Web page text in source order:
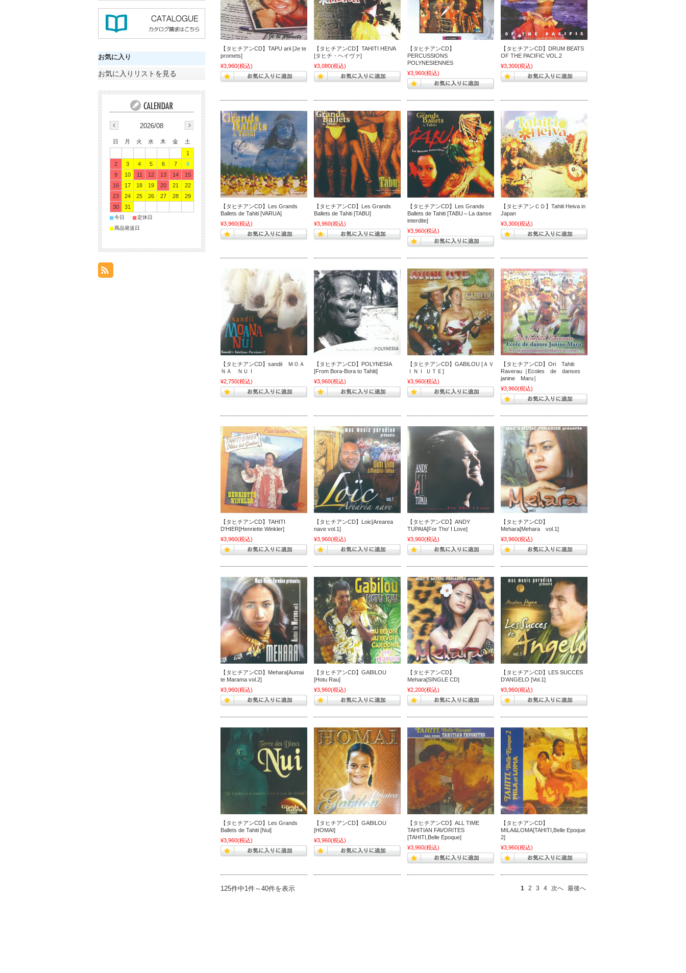
【タヒチアンCD】TAPU arii [Je te
promets]
¥3,960(税込)
【タヒチアンCD】TAHITI HEIVA
[タヒチ・ヘイヴァ]
¥3,080(税込)
【タヒチアンCD】
PERCUSSIONS
POLYNESIENNES
¥3,960(税込)
【タヒチアンCD】DRUM BEATS
OF THE PACIFIC VOL.2
¥3,300(税込)
【タヒチアンCD】Les Grands
Ballets de Tahiti [VARUA]
¥3,960(税込)
【タヒチアンCD】Les Grands
Ballets de Tahiti [TABU]
¥3,960(税込)
【タヒチアンCD】Les Grands
Ballets de Tahiti [TABU～La danse
interdite]
¥3,960(税込)
【タヒチアンＣＤ】Tahiti Heiva in
Japan
¥3,300(税込)
【タヒチアンCD】sandii ＭＯＡ
ＮＡ ＮＵＩ
¥2,750(税込)
【タヒチアンCD】POLYNESIA
[From Bora-Bora to Tahiti]
¥3,960(税込)
【タヒチアンCD】GABILOU [ＡＶ
ＩＮＩ ＵＴＥ]
¥3,960(税込)
【タヒチアンCD】Ori Tahiti
Raverau［Ecoles de danses
janine Maru］
¥3,960(税込)
【タヒチアンCD】TAHITI
D'HIER[Henriette Winkler]
¥3,960(税込)
【タヒチアンCD】Loic[Arearea
nave vol.1]
¥3,960(税込)
【タヒチアンCD】ANDY
TUPAIA[For Tho' I Love]
¥3,960(税込)
【タヒチアンCD】
Mehara[Mehara vol.1]
¥3,960(税込)
【タヒチアンCD】Mehara[Aumai
te Marama vol.2]
¥3,960(税込)
【タヒチアンCD】GABILOU
[Hotu Rau]
¥3,960(税込)
【タヒチアンCD】
Mehara[SINGLE CD]
¥2,200(税込)
【タヒチアンCD】LES SUCCES
D'ANGELO [Vol.1]
¥3,960(税込)
【タヒチアンCD】Les Grands
Ballets de Tahiti [Nui]
¥3,960(税込)
【タヒチアンCD】GABILOU
[HOMAI]
¥3,960(税込)
【タヒチアンCD】ALL TIME
TAHITIAN FAVORITES
[TAHITI,Belle Epoque]
¥3,960(税込)
【タヒチアンCD】
MILA&LOMA[TAHITI,Belle Epoque
2]
¥3,960(税込)
125件中1件～40件を表示 1 2 3 4 次へ 最後へ
お気に入り
お気に入りリストを見る
2026/08
日 月 火 水 木 金
土
1
2
3 4 5 6 7
8
9
10 11 12 13 14
15
16
17 18 19 20 21
22
23
24 25 26 27 28
29
30
31
■今日 ■定休日
■商品発送日